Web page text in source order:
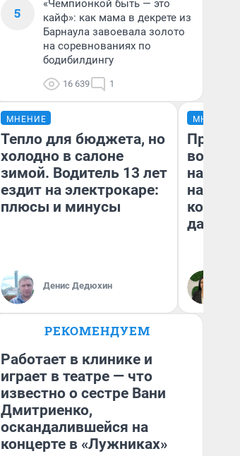
5
«Чемпионкой быть — это
кайф»: как мама в декрете из
Барнаула завоевала золото
на соревнованиях по
бодибилдингу
16 639 1
МНЕНИЕ
Тепло для бюджета, но
холодно в салоне
зимой. Водитель 13 лет
ездит на электрокаре:
плюсы и минусы
Денис Дедюхин
МНЕНИЕ
нам
даже
РЕКОМЕНДУЕМ
Работает в клинике и
играет в театре — что
известно о сестре Вани
Дмитриенко,
оскандалившейся на
концерте в «Лужниках»